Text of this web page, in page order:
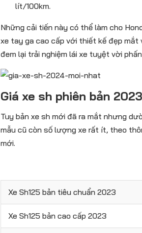
lít/100km.
Những cải tiến này có thể làm cho
xe tay ga cao cấp với thiết kế đẹp mắt
đem lại trải nghiệm lái xe tuyệt vời
Giá xe sh phiên bản
Tuy bản xe sh mới đã ra mắt nhưng
mẫu cũ còn số lượng xe rất ít, theo
mới.
Xe Sh125 bản tiêu chuẩn 2023
Xe Sh125 bản cao cấp 2023